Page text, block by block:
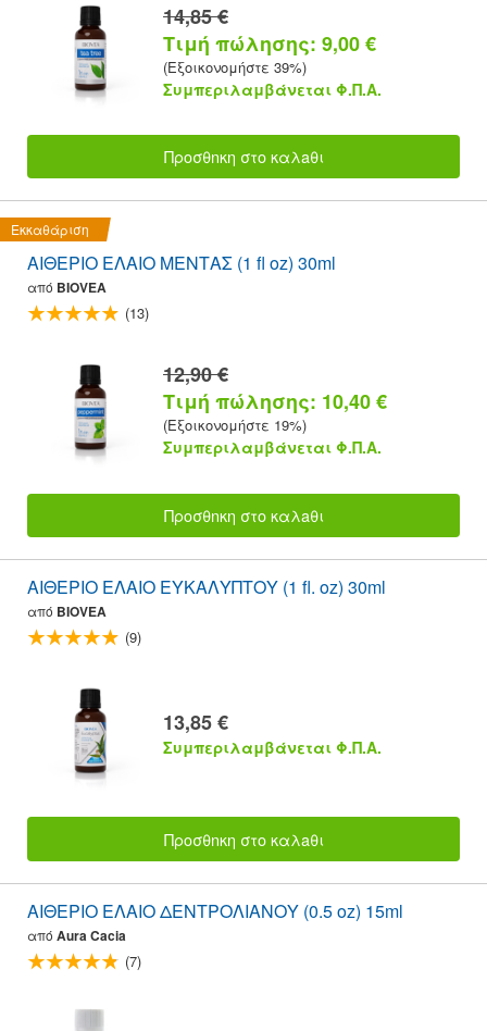
14,85 €
Τιμή πώλησης: 9,00 €
(Εξοικονομήστε 39%)
Συμπεριλαμβάνεται Φ.Π.Α.
Προσθnκη στο καλaθι
Εκκαθάριση
ΑΙΘΕΡΙΟ ΕΛΑΙΟ ΜΕΝΤΑΣ (1 fl oz) 30ml
από BIOVEA
(13)
12,90 €
Τιμή πώλησης: 10,40 €
(Εξοικονομήστε 19%)
Συμπεριλαμβάνεται Φ.Π.Α.
Προσθnκη στο καλaθι
ΑΙΘΕΡΙΟ ΕΛΑΙΟ ΕΥΚΑΛΥΠΤΟΥ (1 fl. oz) 30ml
από BIOVEA
(9)
13,85 €
Συμπεριλαμβάνεται Φ.Π.Α.
Προσθnκη στο καλaθι
ΑΙΘΕΡΙΟ ΕΛΑΙΟ ΔΕΝΤΡΟΛΙΑΝΟΥ (0.5 oz) 15ml
από Aura Cacia
(7)